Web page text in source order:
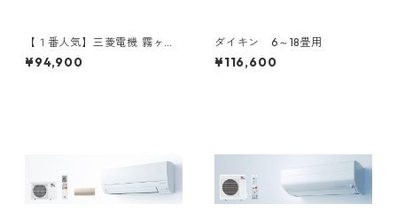
【１番人気】三菱電機 霧ヶ
峰 6～18畳用
¥94,900
ダイキン 6～18畳用
¥116,600